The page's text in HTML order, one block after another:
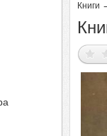
Книги